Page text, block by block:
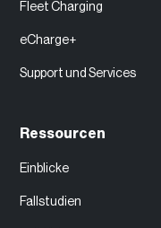
Fleet Charging
eCharge+
Support und Services
Ressourcen
Einblicke
Fallstudien